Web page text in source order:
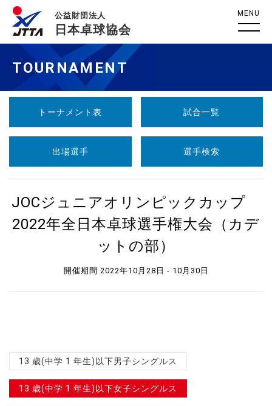
公益財団法人
日本卓球協会
MENU
TOURNAMENT
トーナメント表 試合一覧
出場選手 選手検索
JOCジュニアオリンピックカップ
2022年全日本卓球選手権大会（カデ
ットの部）
開催期間 2022年10月28日 - 10月30日
13 歳(中学 1 年生)以下男子シングルス
13 歳(中学 1 年生)以下女子シングルス